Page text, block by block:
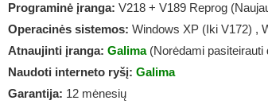
Programinė įranga: V218 + V189 Reprog
Operacinės sistemos: Windows XP (Iki V172) ,
Atnaujinti įranga: Galima (Norėdami
Naudoti interneto ryšį: Galima
Garantija: 12 mėnesių